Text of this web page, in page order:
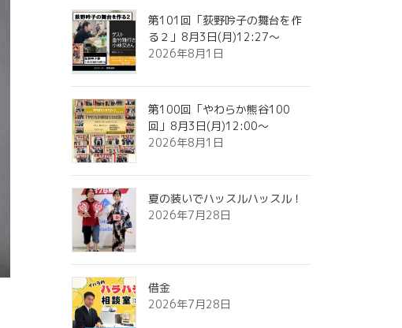
第101回「荻野吟子の舞台を作
る２」8月3日(月)12:27～
2026年8月1日
第100回「やわらか熊谷100
回」8月3日(月)12:00～
2026年8月1日
夏の装いでハッスルハッスル！
2026年7月28日
借金
2026年7月28日